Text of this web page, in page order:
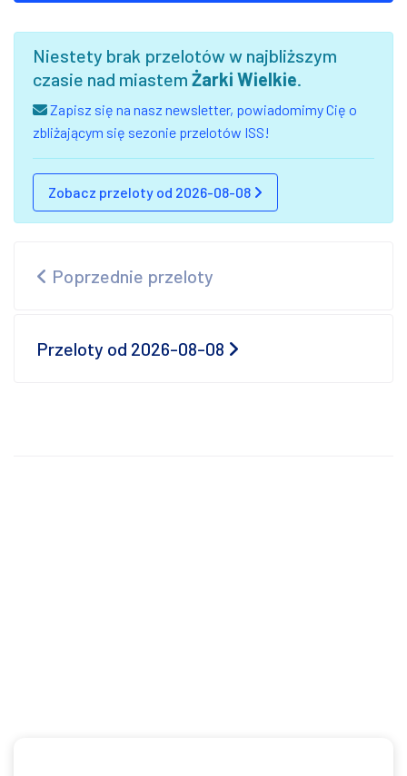
Niestety brak przelotów w najbliższym
czasie nad miastem Żarki Wielkie.
Zapisz się na nasz newsletter, powiadomimy Cię o
zbliżającym się sezonie przelotów ISS!
Zobacz przeloty od 2026-08-08
Poprzednie przeloty
Przeloty od 2026-08-08